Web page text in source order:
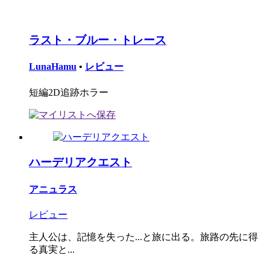
ラスト・ブルー・トレース
LunaHamu • レビュー
短編2D追跡ホラー
ハーデリアクエスト
アニュラス
レビュー
主人公は、記憶を失った...と旅に出る。旅路の先に得
る真実と...